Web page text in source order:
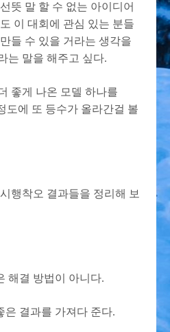
뜻 말 할 수 없는 아이디어
이 대회에 관심 있는 분들
들 수 있을 거라는 생각을
는 말을 해주고 싶다.
좋게 나온 모델 하나를
도에 또 등수가 올라간걸 볼
행착오 결과들을 정리해 보
해결 방법이 아니다.
은 결과를 가져다 준다.